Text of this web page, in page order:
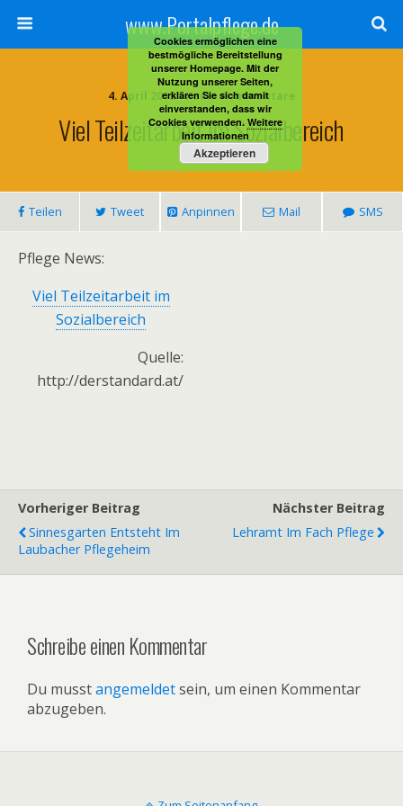
www.Portalpflege.de
4. April 2012 • Keine Kommentare
Viel Teilzeitarbeit Im Sozialbereich
Teilen Tweet Anpinnen Mail SMS
Pflege News:
Viel Teilzeitarbeit im
Sozialbereich
Quelle:
http://derstandard.at/
Vorheriger Beitrag
Sinnesgarten Entsteht Im
Laubacher Pflegeheim
Nächster Beitrag
Lehramt Im Fach Pflege
Schreibe einen Kommentar
Du musstangemeldetsein, um einen Kommentar
abzugeben.
Cookies ermöglichen eine
bestmögliche Bereitstellung
unserer Homepage. Mit der
Nutzung unserer Seiten,
erklären Sie sich damit
einverstanden, dass wir
Cookies verwenden. Weitere
Informationen
Akzeptieren